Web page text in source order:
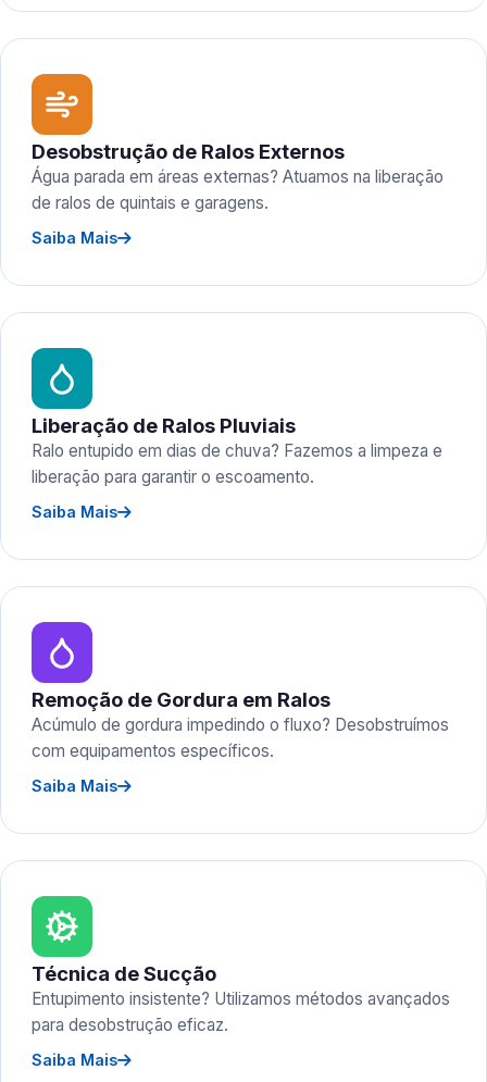
Desobstrução de Ralos Externos
Água parada em áreas externas? Atuamos na liberação
de ralos de quintais e garagens.
Saiba Mais
Liberação de Ralos Pluviais
Ralo entupido em dias de chuva? Fazemos a limpeza e
liberação para garantir o escoamento.
Saiba Mais
Remoção de Gordura em Ralos
Acúmulo de gordura impedindo o fluxo? Desobstruímos
com equipamentos específicos.
Saiba Mais
Técnica de Sucção
Entupimento insistente? Utilizamos métodos avançados
para desobstrução eficaz.
Saiba Mais